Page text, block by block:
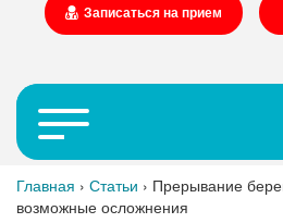
Записаться на прием
Главная › Статьи › Прерывание
возможные осложнения